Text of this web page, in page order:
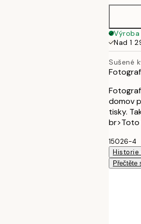
Výroba
Nad 1
Sušené
domov
tisky.
br>Toto
15026-4
Historie
Přečtěte